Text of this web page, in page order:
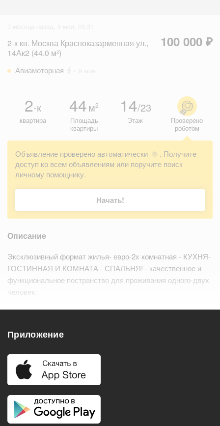
2-к кв. Москва Красноказарменная ул.,
14Ак2 (44.0 м²)
100 000 ₽
Авиамоторная
2-к
квартира
44м2
Площадь
квартиры
14/23
Этаж
Проверено
роботом
Объявление проверено автоматически ?
. Получите
доступ ко всем объявлениям или поручите поиск
личному помощнику.
Начать!
Описание
Эксклюзивный формат жилья- евро-2х комнатная - КУХНЯ-
ГОСТИННАЯ И КОМНАТА - СПАЛЬНЯ! - качественное и
функциональное постранство для проживания одного-двух
человек.
Просторный мир комплекса БИЗНЕС-КЛАССА "ПЕТР 1" с
Балкон
Холодильник
Телевизор
Кондиционер
Приложение